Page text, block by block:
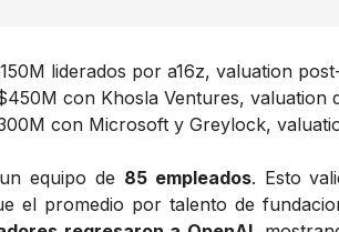
liderados por a16z, valuation
con Khosla Ventures, valuation
con Microsoft y Greylock,
equipo de 85 empleados. Esto
el promedio por talento de